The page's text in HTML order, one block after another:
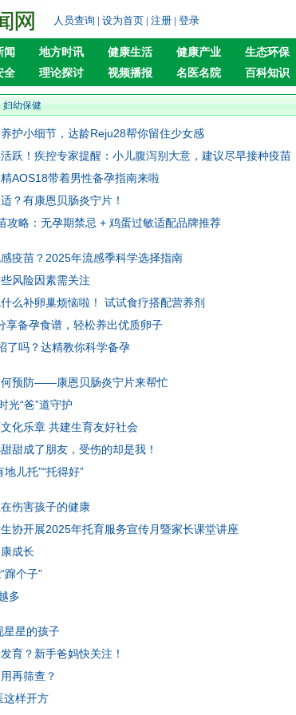
人员查询 | 设为首页 | 注册 | 登录
闻 地方时讯 健康生活 健康产业 生态环保
全 理论探讨 视频播报 名医名院 百科知识
妇幼保健
护小细节，达龄Reju28帮你留住少女感
跃！疾控专家提醒：小儿腹泻别大意，建议尽早接种疫苗
AOS18带着男性备孕指南来啦
？有康恩贝肠炎宁片！
攻略：无孕期禁忌 + 鸡蛋过敏适配品牌推荐
疫苗？2025年流感季科学选择指南
风险因素需关注
么补卵巢烦恼啦！ 试试食疗搭配营养剂
享备孕食谱，轻松养出优质卵子
了吗？达精教你科学备孕
何预防——康恩贝肠炎宁片来帮忙
光“爸”道守护
化乐章 共建生育友好社会
甜成了朋友，受伤的却是我！
儿托”“托得好”
伤害孩子的健康
协开展2025年托育服务宣传月暨家长课堂讲座
成长
蹿个子”
多
星星的孩子
育？新手爸妈快关注！
再筛查？
这样开方